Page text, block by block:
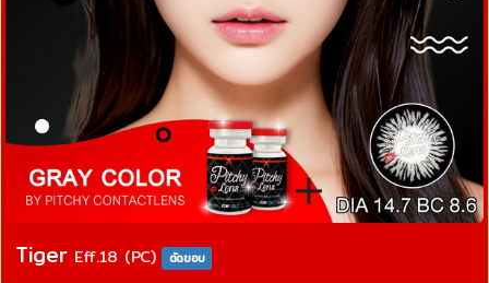
Tiger Eff.18 (PC) ตัดขอบ